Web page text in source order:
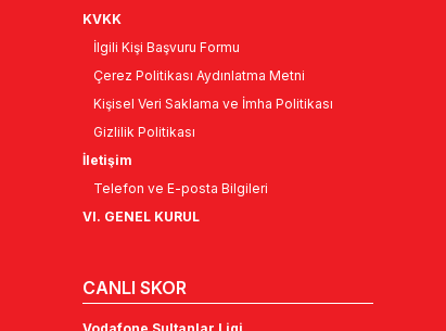
KVKK
İlgili Kişi Başvuru Formu
Çerez Politikası Aydınlatma Metni
Kişisel Veri Saklama ve İmha Politikası
Gizlilik Politikası
İletişim
Telefon ve E-posta Bilgileri
VI. GENEL KURUL
CANLI SKOR